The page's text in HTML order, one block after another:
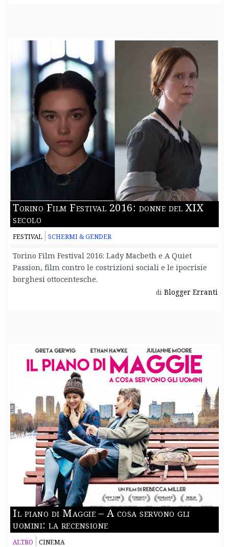
Torino Film Festival 2016: donne del XIX
secolo
FESTIVAL SCHERMI & GENDER
Torino Film Festival 2016: Lady Macbeth e A Quiet
Passion, film contro le costrizioni sociali e le ipocrisie
borghesi ottocentesche.
di Blogger Erranti
Il piano di Maggie – A cosa servono gli
uomini: la recensione
ALTRO CINEMA